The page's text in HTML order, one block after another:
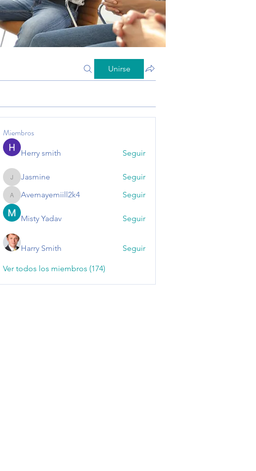
Unirse
Miembros
Herry smith Seguir
Jasmine
Jasmine Seguir
Avemayemiill2k4
Avemayemiill2k4 Seguir
Misty Yadav Seguir
Harry Smith Seguir
Ver todos los miembros (174)